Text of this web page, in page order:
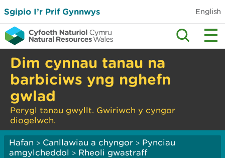
Sgipio I’r Prif Gynnwys English
Dim cynnau tanau na
barbiciws yng nghefn
gwlad
Perygl tanau gwyllt. Gwiriwch y cyngor
diogelwch.
Hafan > Canllawiau a chyngor > Pynciau
amgylcheddol > Rheoli gwastraff